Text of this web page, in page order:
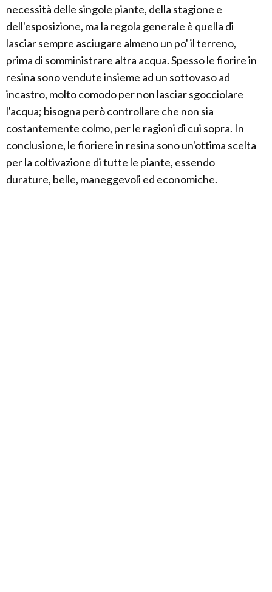
necessità delle singole piante, della stagione e
dell'esposizione, ma la regola generale è quella di
lasciar sempre asciugare almeno un po' il terreno,
prima di somministrare altra acqua. Spesso le fiorire in
resina sono vendute insieme ad un sottovaso ad
incastro, molto comodo per non lasciar sgocciolare
l'acqua; bisogna però controllare che non sia
costantemente colmo, per le ragioni di cui sopra. In
conclusione, le fioriere in resina sono un'ottima scelta
per la coltivazione di tutte le piante, essendo
durature, belle, maneggevoli ed economiche.